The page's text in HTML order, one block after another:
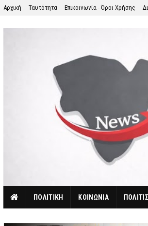
Αρχική Ταυτότητα Επικοινωνία - Όροι Χρήσης
ΠΟΛΙΤΙΚΗ ΚΟΙΝΩΝΙΑ